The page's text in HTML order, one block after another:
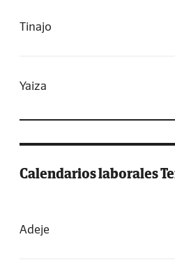
Tinajo
Yaiza
Calendarios laborales
Adeje